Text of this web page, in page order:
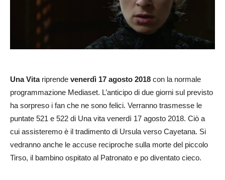
Una Vitariprende venerdì 17 agosto 2018 con la normale
programmazione Mediaset. L’anticipo di due giorni sul previsto
ha sorpreso i fan che ne sono felici. Verranno trasmesse le
puntate 521 e 522 di Una vita venerdì 17 agosto 2018. Ciò a
cui assisteremo è il tradimento di Ursula verso Cayetana. Si
vedranno anche le accuse reciproche sulla morte del piccolo
Tirso, il bambino ospitato al Patronato e po diventato cieco.